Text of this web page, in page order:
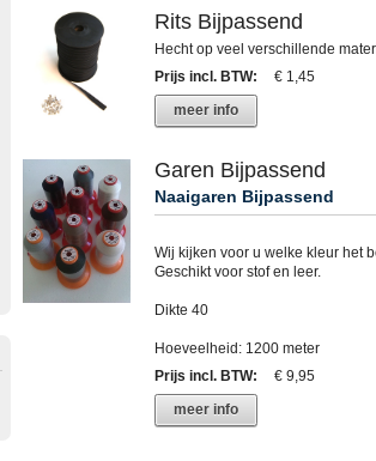
Rits Bijpassend
Hecht op veel verschillende
Prijs incl. BTW:
€ 1,45
meer info
Garen Bijpassend
Naaigaren Bijpassend
Wij kijken voor u welke kleur het
Geschikt voor stof en leer.
Dikte 40
Hoeveelheid: 1200 meter
Prijs incl. BTW:
€ 9,95
meer info